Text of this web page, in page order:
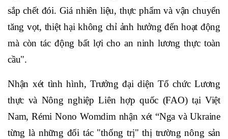
sắp chết đói. Giá nhiên liệu, thực phẩm và vận chuyển
tăng vọt, thiệt hại không chỉ ảnh hưởng đến hoạt động
mà còn tác động bất lợi cho an ninh lương thực toàn
cầu".
Nhận xét tình hình, Trưởng đại diện Tổ chức Lương
thực và Nông nghiệp Liên hợp quốc (FAO) tại Việt
Nam, Rémi Nono Womdim nhận xét “Nga và Ukraine
từng là những đối tác "thống trị" thị trường nông sản